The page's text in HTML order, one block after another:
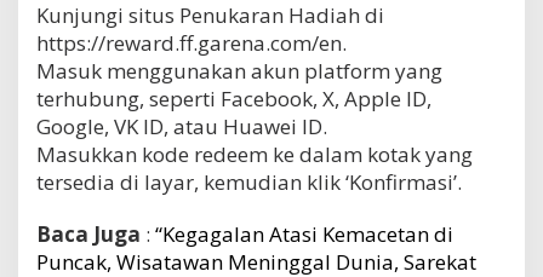
Kunjungi situs Penukaran Hadiah di
https://reward.ff.garena.com/en.
Masuk menggunakan akun platform yang
terhubung, seperti Facebook, X, Apple ID,
Google, VK ID, atau Huawei ID.
Masukkan kode redeem ke dalam kotak yang
tersedia di layar, kemudian klik ‘Konfirmasi’.
Baca Juga : “Kegagalan Atasi Kemacetan di
Puncak, Wisatawan Meninggal Dunia, Sarekat